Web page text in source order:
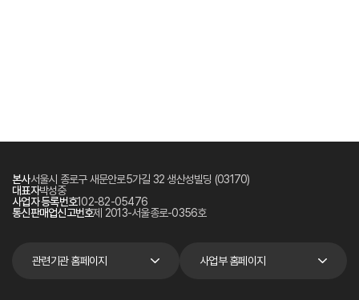
본사서울시 종로구 새문안로5가길 32 생산성빌딩 (03170)
대표자박성중
사업자 등록번호102-82-05476
통신판매업신고번호제 2013-서울종로-0356호
관련기관 홈페이지 사업부 홈페이지